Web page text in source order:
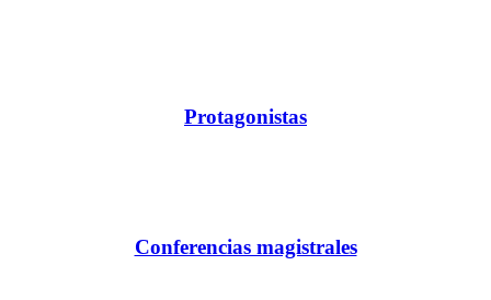
Protagonistas
Conferencias magistrales